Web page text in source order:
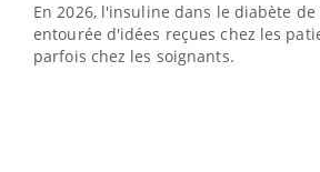
En 2026, l'insuline dans le diabète de
entourée d'idées reçues chez les
parfois chez les soignants.